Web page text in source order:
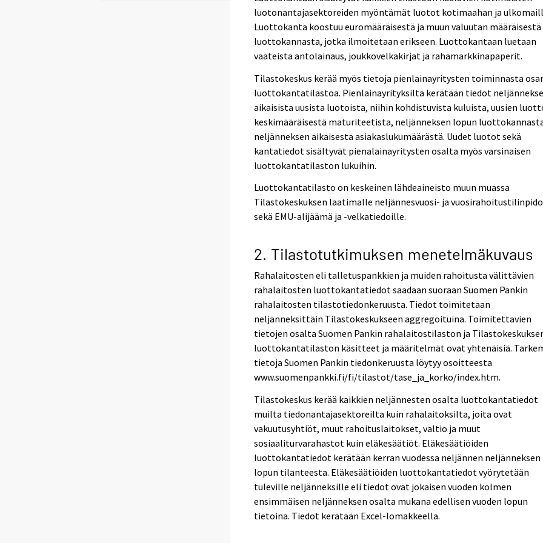
luotonantajasektoreiden myöntämät luotot kotimaahan ja
Luottokanta koostuu euromääräisestä ja muun valuutan määräisestä
luottokannasta, jotka ilmoitetaan erikseen. Luottokantaan luetaan
vaateista antolainaus, joukkovelkakirjat ja rahamarkkinapaperit.
Tilastokeskus kerää myös tietoja pienlainayritysten toiminnasta
luottokantatilastoa. Pienlainayrityksiltä kerätään tiedot
aikaisista uusista luotoista, niihin kohdistuvista kuluista, uusien
keskimääräisestä maturiteetista, neljänneksen lopun
neljänneksen aikaisesta asiakaslukumäärästä. Uudet luotot sekä
kantatiedot sisältyvät pienalainayritysten osalta myös varsinaisen
luottokantatilaston lukuihin.
Luottokantatilasto on keskeinen lähdeaineisto muun muassa
Tilastokeskuksen laatimalle neljännesvuosi- ja
sekä EMU-alijäämä ja -velkatiedoille.
2. Tilastotutkimuksen menetelmäkuvaus
Rahalaitosten eli talletuspankkien ja muiden rahoitusta välittävien
rahalaitosten luottokantatiedot saadaan suoraan Suomen Pankin
rahalaitosten tilastotiedonkeruusta. Tiedot toimitetaan
neljänneksittäin Tilastokeskukseen aggregoituina. Toimitettavien
tietojen osalta Suomen Pankin rahalaitostilaston ja
luottokantatilaston käsitteet ja määritelmät ovat yhtenäisiä.
tietoja Suomen Pankin tiedonkeruusta löytyy osoitteesta
www.suomenpankki.fi/fi/tilastot/tase_ja_korko/index.htm.
Tilastokeskus kerää kaikkien neljännesten osalta luottokantatiedot
muilta tiedonantajasektoreilta kuin rahalaitoksilta, joita ovat
vakuutusyhtiöt, muut rahoituslaitokset, valtio ja muut
sosiaaliturvarahastot kuin eläkesäätiöt. Eläkesäätiöiden
luottokantatiedot kerätään kerran vuodessa neljännen neljänneksen
lopun tilanteesta. Eläkesäätiöiden luottokantatiedot vyörytetään
tuleville neljänneksille eli tiedot ovat jokaisen vuoden kolmen
ensimmäisen neljänneksen osalta mukana edellisen vuoden lopun
tietoina. Tiedot kerätään Excel-lomakkeella.